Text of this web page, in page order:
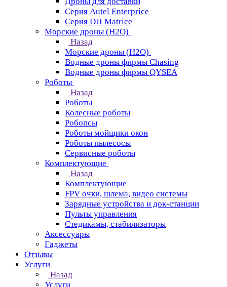
Серия Autel Enterprice
Серия DJI Matrice
Морские дроны (H2O)
Назад
Морские дроны (H2O)
Водные дроны фирмы Chasing
Водные дроны фирмы QYSEA
Роботы
Назад
Роботы
Колесные роботы
Робопсы
Роботы мойщики окон
Роботы пылесосы
Сервисные роботы
Комплектующие
Назад
Комплектующие
FPV очки, шлема, видео системы
Зарядные устройства и док-станции
Пульты управления
Стедикамы, стабилизаторы
Аксессуары
Гаджеты
Отзывы
Услуги
Назад
Услуги